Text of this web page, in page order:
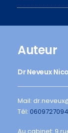
Auteur
Dr Neveux
Mail:
Tél: 0609727094